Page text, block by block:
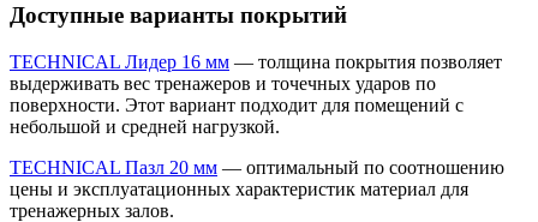
Доступные варианты покрытий
TECHNICAL Лидер 16 мм — толщина покрытия позволяет
выдерживать вес тренажеров и точечных ударов по
поверхности. Этот вариант подходит для помещений с
небольшой и средней нагрузкой.
TECHNICAL Пазл 20 мм — оптимальный по соотношению
цены и эксплуатационных характеристик материал для
тренажерных залов.